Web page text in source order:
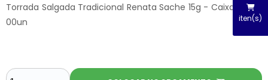
iten(s)
Torrada Salgada Tradicional Renata Sache 15g - Caixa com 1
00un